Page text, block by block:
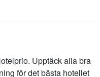
Upptäck alla bra
för det bästa hotellet